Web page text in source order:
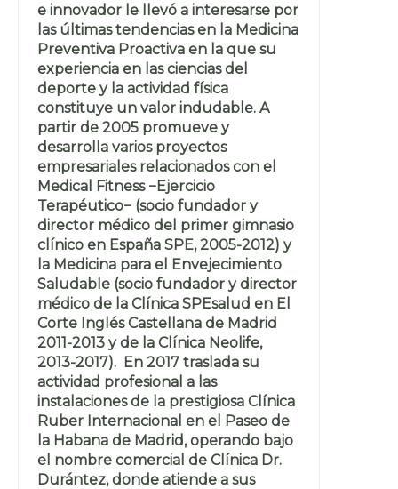
e innovador le llevó a interesarse por
las últimas tendencias en la Medicina
Preventiva Proactiva en la que su
experiencia en las ciencias del
deporte y la actividad física
constituye un valor indudable. A
partir de 2005 promueve y
desarrolla varios proyectos
empresariales relacionados con el
Medical Fitness −Ejercicio
Terapéutico− (socio fundador y
director médico del primer gimnasio
clínico en España SPE, 2005-2012) y
la Medicina para el Envejecimiento
Saludable (socio fundador y director
médico de la Clínica SPEsalud en El
Corte Inglés Castellana de Madrid
2011-2013 y de la Clínica Neolife,
2013-2017). En 2017 traslada su
actividad profesional a las
instalaciones de la prestigiosa Clínica
Ruber Internacional en el Paseo de
la Habana de Madrid, operando bajo
el nombre comercial de Clínica Dr.
Durántez, donde atiende a sus